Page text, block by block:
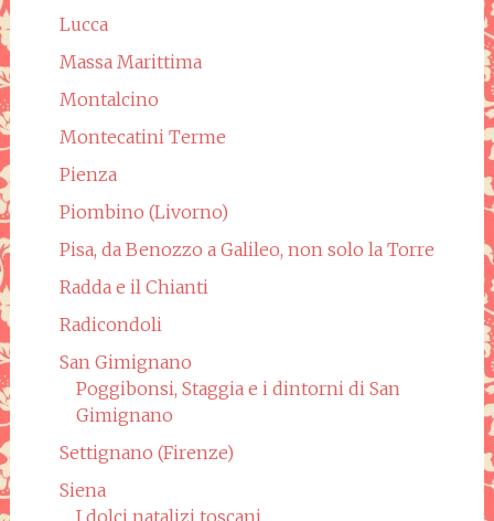
Lucca
Massa Marittima
Montalcino
Montecatini Terme
Pienza
Piombino (Livorno)
Pisa, da Benozzo a Galileo, non solo la Torre
Radda e il Chianti
Radicondoli
San Gimignano
Poggibonsi, Staggia e i dintorni di San
Gimignano
Settignano (Firenze)
Siena